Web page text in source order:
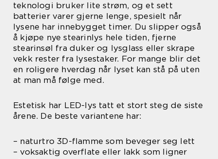
teknologi bruker lite strøm, og et sett
batterier varer gjerne lenge, spesielt når
lysene har innebygget timer. Du slipper også
å kjøpe nye stearinlys hele tiden, fjerne
stearinsøl fra duker og lysglass eller skrape
vekk rester fra lysestaker. For mange blir det
en roligere hverdag når lyset kan stå på uten
at man må følge med.
Estetisk har LED-lys tatt et stort steg de siste
årene. De beste variantene har:
– naturtro 3D-flamme som beveger seg lett
– voksaktig overflate eller lakk som ligner